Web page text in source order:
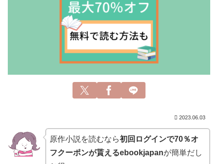
2023.06.03
原作小説を読むなら初回ログインで70％オ
フクーポンが貰えるebookjapanが簡単だし